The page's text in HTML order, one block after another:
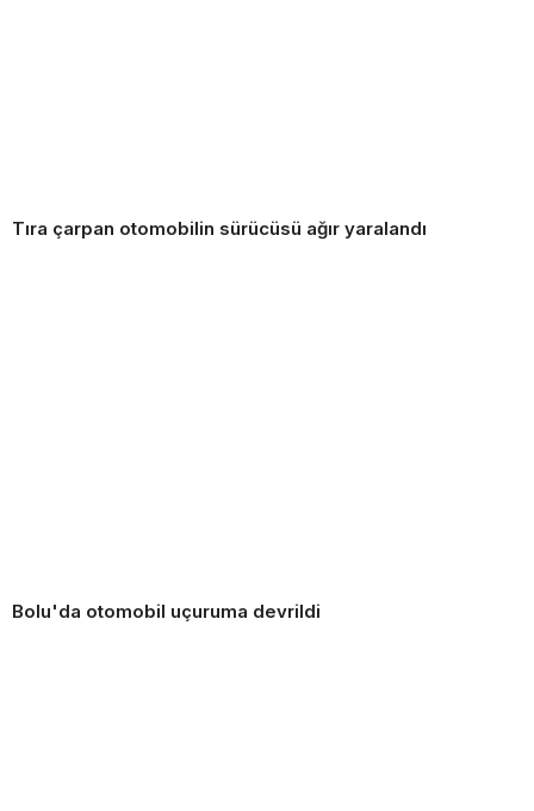
Tıra çarpan otomobilin sürücüsü ağır yaralandı
Bolu'da otomobil uçuruma devrildi